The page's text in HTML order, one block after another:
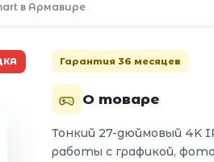
в Армавире
Гарантия 36 месяцев
О товаре
Тонкий 27-дюймовый 4K
работы с графикой,